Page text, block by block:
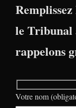
le Tribunal
rappelons
Votre nom